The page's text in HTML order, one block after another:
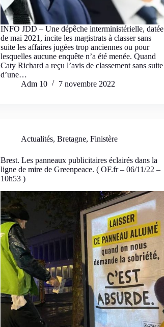
INFO JDD – Une dépêche interministérielle, datée
de mai 2021, incite les magistrats à classer sans
suite les affaires jugées trop anciennes ou pour
lesquelles aucune enquête n’a été menée. Quand
Caty Richard a reçu l’avis de classement sans suite
d’une…
Adm 10
7 novembre 2022
Actualités,Bretagne,Finistère
Brest. Les panneaux publicitaires éclairés dans la
ligne de mire de Greenpeace. ( OF.fr – 06/11/22 –
10h53 )